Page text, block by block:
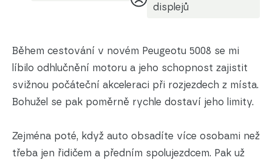
displejů
Během cestování v novém Peugeotu 5008 se mi
líbilo odhlučnění motoru a jeho schopnost zajistit
svižnou počáteční akceleraci při rozjezdech z místa.
Bohužel se pak poměrně rychle dostaví jeho limity.
Zejména poté, když auto obsadíte více osobami než
třeba jen řidičem a předním spolujezdcem. Pak už